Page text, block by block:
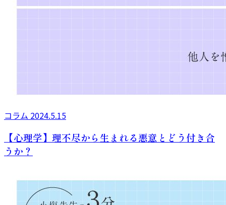
コラム 2024.5.15
【心理学】理不尽から生まれる悪意とどう付き合
うか？